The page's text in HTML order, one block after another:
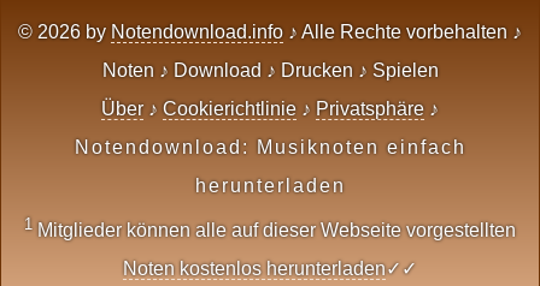
© 2026 by Notendownload.info ♪ Alle Rechte vorbehalten ♪
Noten ♪ Download ♪ Drucken ♪ Spielen
Über ♪ Cookierichtlinie ♪ Privatsphäre ♪
Notendownload: Musiknoten einfach
herunterladen
1 Mitglieder können alle auf dieser Webseite vorgestellten
Noten kostenlos herunterladen✓✓